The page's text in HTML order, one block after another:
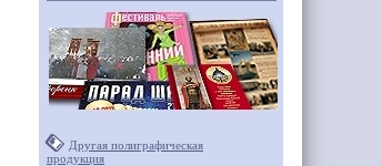
Другая полиграфическая
продукция